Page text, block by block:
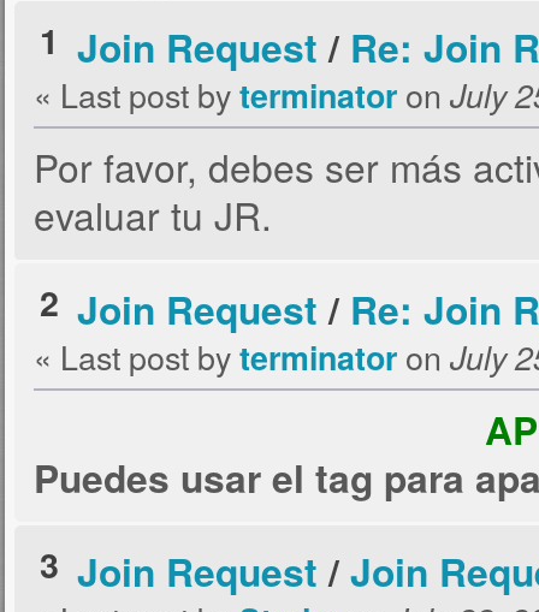
1 Join Request/ Re: Join
« Last post byterminator on July
Por favor, debes ser más
evaluar tu JR.
2 Join Request/ Re: Join
« Last post byterminator on July
Puedes usar el tag para
3 Join Request/Join